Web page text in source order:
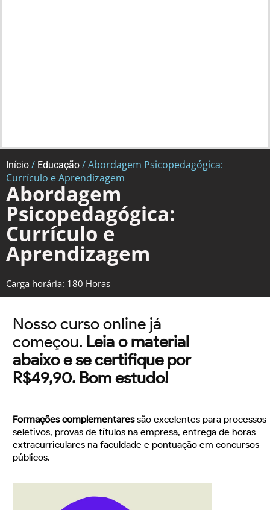
Início / Educação / Abordagem Psicopedagógica:
Currículo e Aprendizagem
Abordagem
Psicopedagógica:
Currículo e
Aprendizagem
Carga horária: 180 Horas
Nosso curso online já
começou. Leia o material
abaixo e se certifique por
R$49,90. Bom estudo!
Formações complementaressão excelentes para processos
seletivos, provas de títulos na empresa, entrega de horas
extracurriculares na faculdade e pontuação em concursos
públicos.